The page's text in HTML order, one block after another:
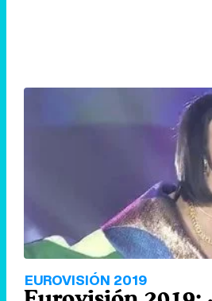
EUROVISIÓN 2019